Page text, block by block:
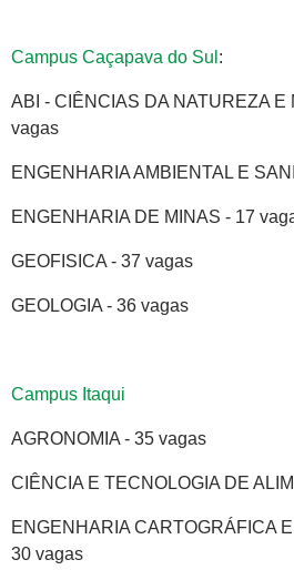
Campus Caçapava do Sul :
ABI - CIÊNCIAS DA NATUREZA
vagas
ENGENHARIA AMBIENTAL E
ENGENHARIA DE MINAS - 17
GEOFISICA - 37 vagas
GEOLOGIA - 36 vagas
Campus Itaqui
AGRONOMIA - 35 vagas
CIÊNCIA E TECNOLOGIA DE
ENGENHARIA CARTOGRÁFICA
30 vagas